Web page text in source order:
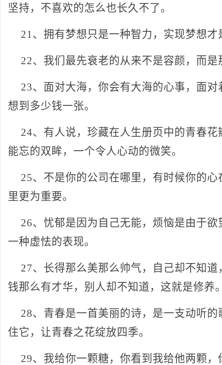
坚持，不喜欢的怎么也长久不了。
21、拥有梦想 只是一种智力，实现梦想
22、我们最先衰老的从来不是容颜，而
23、面对大海，你会有大海的心事，面
想到多少钱一张。
24、有人说，珍藏在人生册页中的青春
能忘的双眸，一个令人心动的微笑。
25、不是你的公司在哪里，有时候你的
里更为重要。
26、忧郁是因为自己无能，烦恼是由于
一种虚怯的表现。
27、长得那么美那么帅气，自己却不知
钱那么有才华，别人却不知道，这就是修养
28、青春是一首美丽的诗，是一支动听
住它，让青春之花绽放四季。
29、我给你一颗糖，你看到我给他两颗